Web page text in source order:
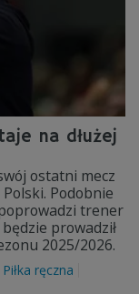
na dłużej
ostatni mecz
Podobnie
trener
prowadził
2025/2026.
Piłka ręczna